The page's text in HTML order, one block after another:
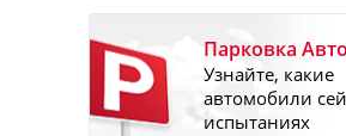
Парковка
Узнайте, какие
автомобили
испытаниях